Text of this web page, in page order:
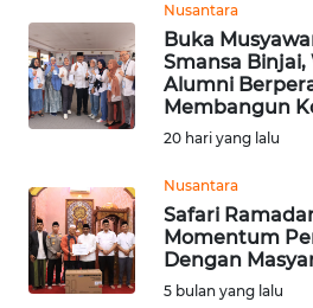
Nusantara
Buka
Smansa
Alumni
Membangun
20 hari yang lalu
Nusantara
Safari
Momentum
Dengan
5 bulan yang lalu
INFO
IKLAN
TENTANG
PEDOMAN
MEDIA
SIBER